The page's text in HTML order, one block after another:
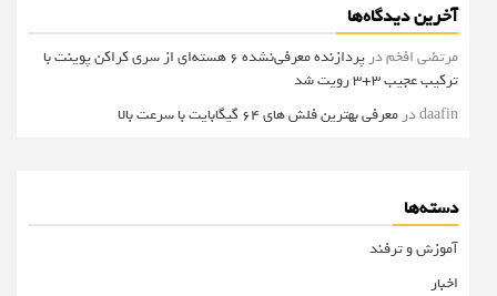
آخرین دیدگاه‌ها
مرتضی افخمدر
پردازنده معرفی‌نشده 6 هسته‌ای از سری کراکن پوینت با
ترکیب عجیب 3+3 رویت شد
daafinدر معرفی بهترین فلش های 64 گیگابایت با سرعت بالا
دسته‌ها
آموزش و ترفند
اخبار